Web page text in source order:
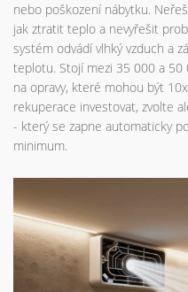
nebo poškození nábytku.
jak ztratit teplo a nevyřešit
systém odvádí vlhký vzduch a
teplotu. Stojí mezi 35 000 a 50
na opravy, které mohou být
rekuperace investovat, zvolte
- který se zapne automaticky
minimum.